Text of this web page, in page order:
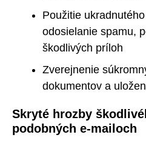
Použitie
odosielanie spamu,
škodlivých príloh
Zverejnenie
dokumentov a
Skryté hrozby
podobných e-mailoch